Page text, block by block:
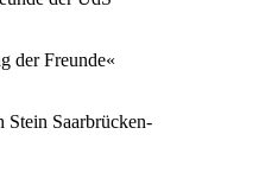
der Freunde«
Saarbrücken-